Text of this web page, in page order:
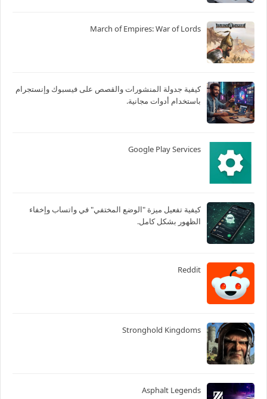
March of Empires: War of Lords
كيفية جدولة المنشورات والقصص على فيسبوك وإنستجرام
باستخدام أدوات مجانية.
Google Play Services
كيفية تفعيل ميزة "الوضع المختفي" في واتساب وإخفاء
الظهور بشكل كامل.
Reddit
Stronghold Kingdoms
Asphalt Legends